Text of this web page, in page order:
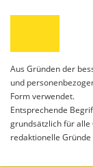
Aus Gründen der
und
Form verwendet.
Entsprechende
grundsätzlich für
redaktionelle